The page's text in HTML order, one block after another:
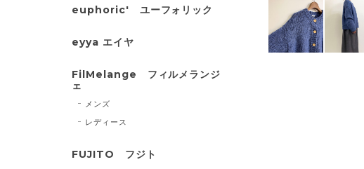
euphoric' ユーフォリック
eyya エイヤ
FilMelange フィルメランジ
ェ
メンズ
レディース
FUJITO フジト